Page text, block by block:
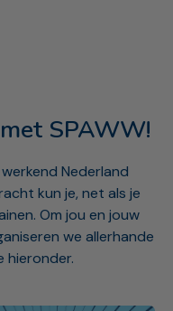
SPAWW!
Nederland
kun je, net als je
Om jou en jouw
we allerhande
hieronder.